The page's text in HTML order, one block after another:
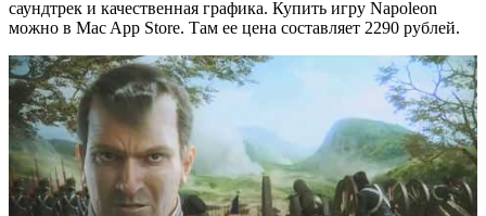
саундтрек и качественная графика. Купить игру Napoleon
можно в Mac App Store. Там ее цена составляет 2290 рублей.